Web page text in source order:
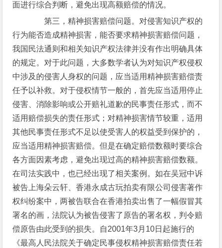
面进行综合判断，避免出现高额赔偿的情况。
第三，精神损害赔偿问题。对侵害知识产权的
行为能否造成精神损害，能否要求精神损害赔偿问题，
我国民法通则和相关知识产权法律并没有作出明确具体
的规定。对于此问题，大多数学者认为对知识产权侵权
中涉及的侵害人身权的问题，应当适用精神损害赔偿责
任予以补救。对于侵权情节一般的，首先应当适用停止
侵害、消除影响或公开赔礼道歉的民事责任形式，而不
适用赔偿损失的责任形式；对精神损害情节较重，适用
其他民事责任形式不足以使受害人的权益受到保护的，
应当适用精神损害赔偿。但是在确定赔偿数额时要综合
各方面因素考虑，避免出现过高的精神损害赔偿数额。
在司法实践中，也已经出现了相关案例。如在吴冠中诉
被告上海朵云轩、香港永成古玩拍卖有限公司侵害著作
权纠纷案中，两被告联合在香港拍卖出售了一幅假冒其
署名的画，法院认为被告侵害了原告的署名权，判令赔
偿原告由此受到的损失。自2001年3月10日起施行的
《最高人民法院关于确定民事侵权精神损害赔偿责任若